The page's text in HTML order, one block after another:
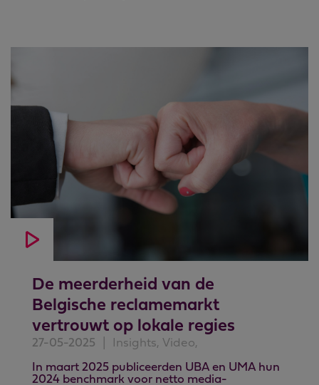
De meerderheid van de
Belgische reclamemarkt
vertrouwt op lokale regies
27-05-2025
Insights, Video,
In maart 2025 publiceerden UBA en UMA hun
2024 benchmark voor netto media-